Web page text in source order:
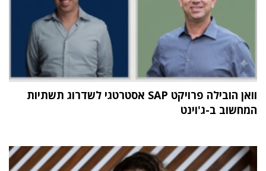
וואן הובילה פרויקט SAP אסטרטגי לשדרוג תשתיות
המחשוב ב-ג'וינט